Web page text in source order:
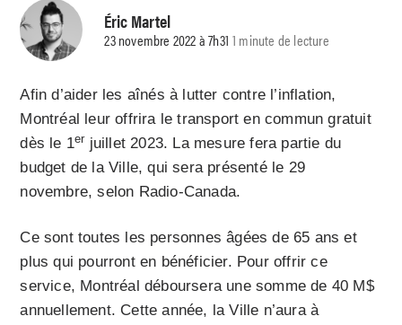
Éric Martel
23 novembre 2022 à 7h31 1 minute de lecture
Afin d’aider les aînés à lutter contre l’inflation,
Montréal leur offrira le transport en commun gratuit
dès le 1er juillet 2023. La mesure fera partie du
budget de la Ville, qui sera présenté le 29
novembre, selon Radio-Canada.
Ce sont toutes les personnes âgées de 65 ans et
plus qui pourront en bénéficier. Pour offrir ce
service, Montréal déboursera une somme de 40 M$
annuellement. Cette année, la Ville n’aura à